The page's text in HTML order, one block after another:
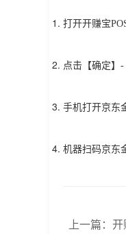
打开开赚宝
点击【确定】
手机打开京东
机器扫码京东
上一篇： 开